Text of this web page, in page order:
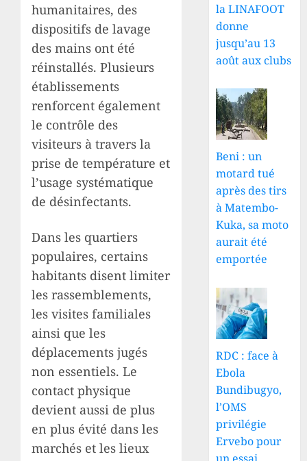
humanitaires, des
dispositifs de lavage
des mains ont été
réinstallés. Plusieurs
établissements
renforcent également
le contrôle des
visiteurs à travers la
prise de température et
l’usage systématique
de désinfectants.
Dans les quartiers
populaires, certains
habitants disent limiter
les rassemblements,
les visites familiales
ainsi que les
déplacements jugés
non essentiels. Le
contact physique
devient aussi de plus
en plus évité dans les
marchés et les lieux
la LINAFOOT
donne
jusqu’au 13
août aux clubs
Beni : un
motard tué
après des tirs
à Matembo-
Kuka, sa moto
aurait été
emportée
RDC : face à
Ebola
Bundibugyo,
l’OMS
privilégie
Ervebo pour